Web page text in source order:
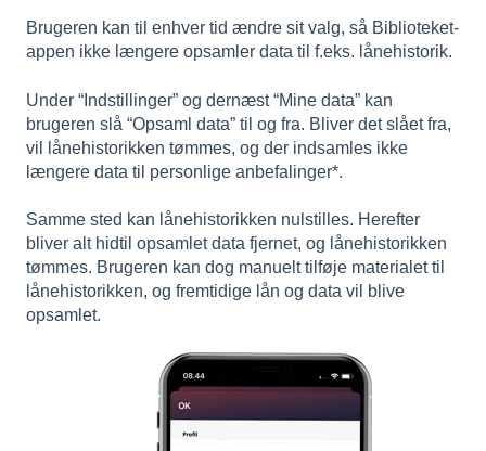
Brugeren kan til enhver tid ændre sit valg, så Biblioteket-
appen ikke længere opsamler data til f.eks. lånehistorik.
Under “Indstillinger” og dernæst “Mine data” kan
brugeren slå “Opsaml data” til og fra. Bliver det slået fra,
vil lånehistorikken tømmes, og der indsamles ikke
længere data til personlige anbefalinger*.
Samme sted kan lånehistorikken nulstilles. Herefter
bliver alt hidtil opsamlet data fjernet, og lånehistorikken
tømmes. Brugeren kan dog manuelt tilføje materialet til
lånehistorikken, og fremtidige lån og data vil blive
opsamlet.